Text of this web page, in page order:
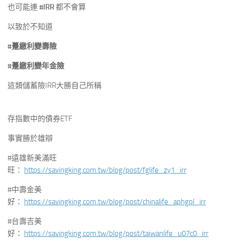
也可能連#IRR都不會算
以致於不知道
#躉繳利變壽險
#躉繳利變年金險
這類儲蓄險IRR大勝自己所稱
存指數中的債券ETF
事實勝於雄辯
#遠雄新美滿旺
旺： https://savingking.com.tw/blog/post/fglife_zy1_irr
#中壽金美
好： https://savingking.com.tw/blog/post/chinalife_aphgpl_irr
#台壽吉美
好： https://savingking.com.tw/blog/post/taiwanlife_u07c0_irr